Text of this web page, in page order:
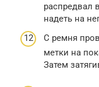
распредвал
надеть на
С ремня
метки на
Затем